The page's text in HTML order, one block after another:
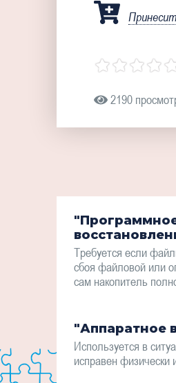
2190
Требуется если
сбоя файловой или
сам накопитель
"Аппаратное
Используется в
исправен физически